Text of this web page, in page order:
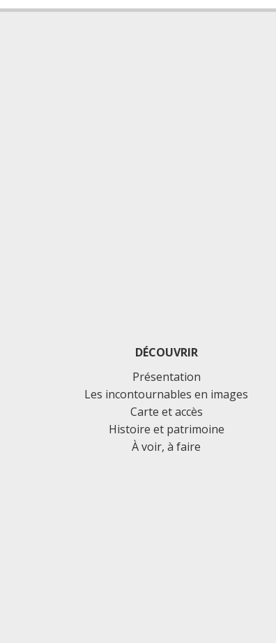
DÉCOUVRIR
Présentation
Les incontournables en images
Carte et accès
Histoire et patrimoine
À voir, à faire